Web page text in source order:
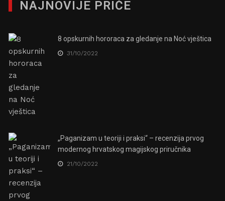
NAJNOVIJE PRIČE
8 opskurnih hororaca za gledanje na Noć vještica
31/10/2022
„Paganizam u teoriji i praksi“ – recenzija prvog
modernog hrvatskog magijskog priručnika
21/10/2022